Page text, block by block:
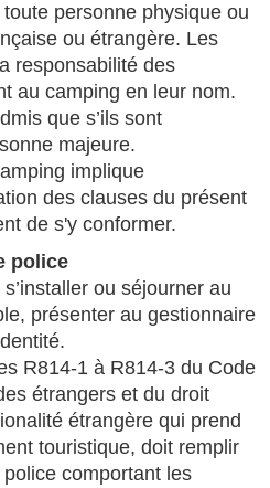
personne physique ou
ou étrangère. Les
responsabilité des
au camping en leur nom.
que s’ils sont
majeure.
implique
des clauses du présent
de s'y conformer.
police
ou séjourner au
présenter au gestionnaire
R814-1 à R814-3 du Code
étrangers et du droit
étrangère qui prend
touristique, doit remplir
comportant les